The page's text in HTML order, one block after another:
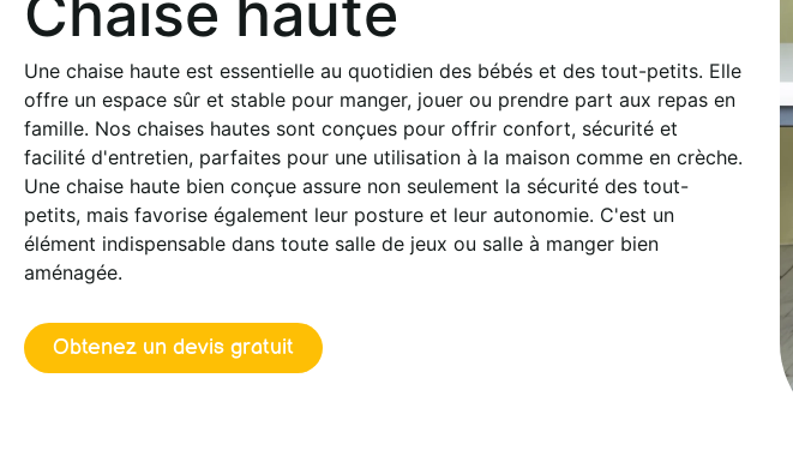
Chaise haute
Une chaise haute est essentielle au quotidien des bébés et des tout-petits. Elle
offre un espace sûr et stable pour manger, jouer ou prendre part aux repas en
famille. Nos chaises hautes sont conçues pour offrir confort, sécurité et
facilité d'entretien, parfaites pour une utilisation à la maison comme en crèche.
Une chaise haute bien conçue assure non seulement la sécurité des tout-
petits, mais favorise également leur posture et leur autonomie. C'est un
élément indispensable dans toute salle de jeux ou salle à manger bien
aménagée.
Obtenez un devis gratuit